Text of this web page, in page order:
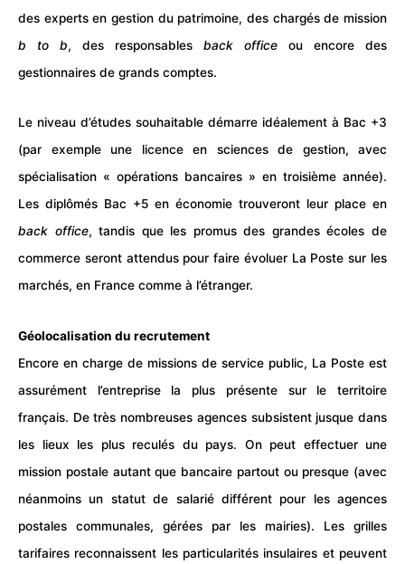
des experts en gestion du patrimoine, des chargés de mission
b to b, des responsables back office ou encore des
gestionnaires de grands comptes.
Le niveau d’études souhaitable démarre idéalement à Bac +3
(par exemple une licence en sciences de gestion, avec
spécialisation « opérations bancaires » en troisième année).
Les diplômés Bac +5 en économie trouveront leur place en
back office, tandis que les promus des grandes écoles de
commerce seront attendus pour faire évoluer La Poste sur les
marchés, en France comme à l’étranger.
Géolocalisation du recrutement
Encore en charge de missions de service public, La Poste est
assurément l’entreprise la plus présente sur le territoire
français. De très nombreuses agences subsistent jusque dans
les lieux les plus reculés du pays. On peut effectuer une
mission postale autant que bancaire partout ou presque (avec
néanmoins un statut de salarié différent pour les agences
postales communales, gérées par les mairies). Les grilles
tarifaires reconnaissent les particularités insulaires et peuvent